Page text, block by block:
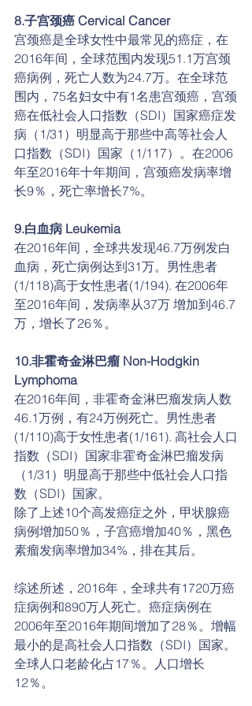
8.子宫颈癌 Cervical Cancer​
宫颈癌是全球女性中最常见的癌症，在
2016年间，全球范围内发现51.1万宫颈
癌病例，死亡人数为24.7万。在全球范
围内，75名妇女中有1名患宫颈癌，宫颈
癌在低社会人口指数（SDI）国家癌症发
病（1/31）明显高于那些中高等社会人
口指数（SDI）国家（1/117）。在2006
年至2016年十年期间，宫颈癌发病率增
长9％，死亡率增长7%。
9.白血病 Leukemia
在2016年间，全球共发现46.7万例发白
血病，死亡病例达到31万。男性患者
(1/118)高于女性患者(1/194). 在2006年
至2016年间，发病率从37万 增加到46.7
万，增长了26％。
10.非霍奇金淋巴瘤 Non-Hodgkin
Lymphoma
在2016年间，非霍奇金淋巴瘤发病人数
46.1万例，有24万例死亡。男性患者
(1/110)高于女性患者(1/161). 高社会人口
指数（SDI）国家非霍奇金淋巴瘤发病
（1/31）明显高于那些中低社会人口指
数（SDI）国家。
除了上述10个高发癌症之外，甲状腺癌
病例增加50％，子宫癌增加40％，黑色
素瘤发病率增加34%，排在其后。
综述所述，2016年，全球共有1720万癌
症病例和890万人死亡。癌症病例在
2006年至2016年期间增加了28％。增幅
最小的是高社会人口指数（SDI）国家。
全球人口老龄化占17％。人口增长
12％。